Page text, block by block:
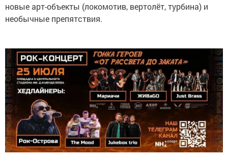
новые арт-объекты (локомотив, вертолёт, турбина) и
необычные препятствия.